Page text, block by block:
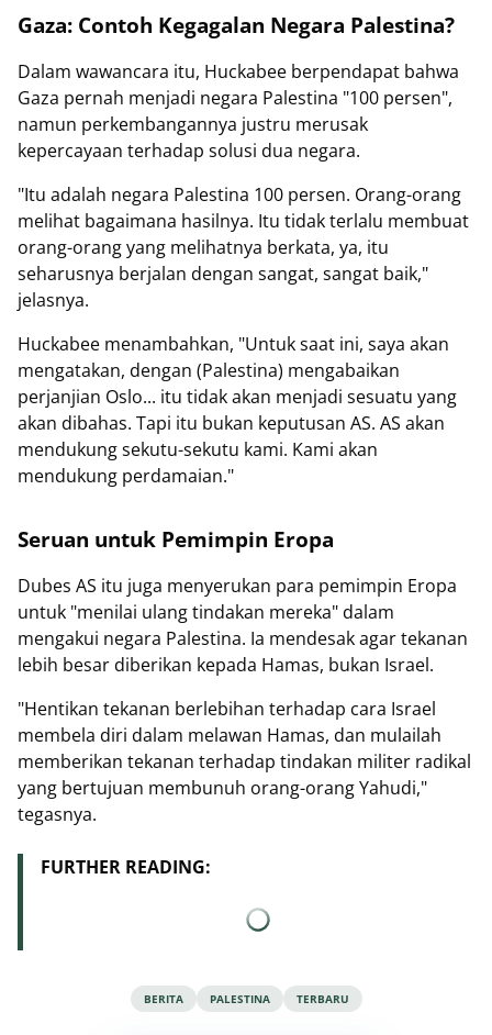
Gaza: Contoh Kegagalan Negara Palestina?
Dalam wawancara itu, Huckabee berpendapat bahwa
Gaza pernah menjadi negara Palestina "100 persen",
namun perkembangannya justru merusak
kepercayaan terhadap solusi dua negara.
"Itu adalah negara Palestina 100 persen. Orang-orang
melihat bagaimana hasilnya. Itu tidak terlalu membuat
orang-orang yang melihatnya berkata, ya, itu
seharusnya berjalan dengan sangat, sangat baik,"
jelasnya.
Huckabee menambahkan, "Untuk saat ini, saya akan
mengatakan, dengan (Palestina) mengabaikan
perjanjian Oslo... itu tidak akan menjadi sesuatu yang
akan dibahas. Tapi itu bukan keputusan AS. AS akan
mendukung sekutu-sekutu kami. Kami akan
mendukung perdamaian."
Seruan untuk Pemimpin Eropa
Dubes AS itu juga menyerukan para pemimpin Eropa
untuk "menilai ulang tindakan mereka" dalam
mengakui negara Palestina. Ia mendesak agar tekanan
lebih besar diberikan kepada Hamas, bukan Israel.
"Hentikan tekanan berlebihan terhadap cara Israel
membela diri dalam melawan Hamas, dan mulailah
memberikan tekanan terhadap tindakan militer radikal
yang bertujuan membunuh orang-orang Yahudi,"
tegasnya.
FURTHER READING:
BERITA PALESTINA TERBARU